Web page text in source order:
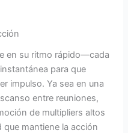
en su ritmo rápido—cada
para que
impulso. Ya sea en una
entre reuniones,
de multipliers altos
mantiene la acción